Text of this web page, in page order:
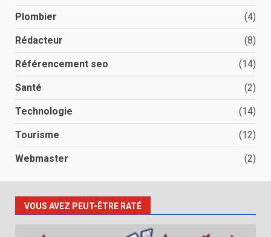
Plombier (4)
Rédacteur (8)
Référencement seo (14)
Santé (2)
Technologie (14)
Tourisme (12)
Webmaster (2)
VOUS AVEZ PEUT-ÊTRE RATÉ